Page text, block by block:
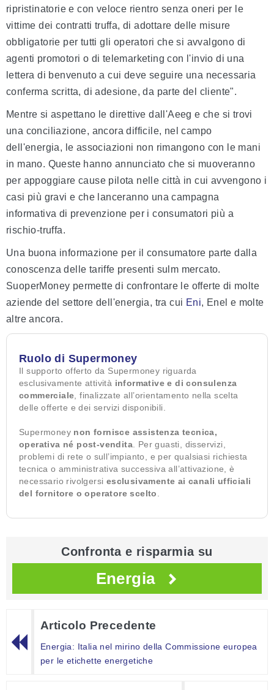
ripristinatorie e con veloce rientro senza oneri per le
vittime dei contratti truffa, di adottare delle misure
obbligatorie per tutti gli operatori che si avvalgono di
agenti promotori o di telemarketing con l'invio di una
lettera di benvenuto a cui deve seguire una necessaria
conferma scritta, di adesione, da parte del cliente".
Mentre si aspettano le direttive dall'Aeeg e che si trovi
una conciliazione, ancora difficile, nel campo
dell'energia, le associazioni non rimangono con le mani
in mano. Queste hanno annunciato che si muoveranno
per appoggiare cause pilota nelle città in cui avvengono i
casi più gravi e che lanceranno una campagna
informativa di prevenzione per i consumatori più a
rischio-truffa.
Una buona informazione per il consumatore parte dalla
conoscenza delle tariffe presenti sulm mercato.
SuoperMoney permette di confrontare le offerte di molte
aziende del settore dell'energia, tra cui Eni, Enel e molte
altre ancora.
Ruolo di Supermoney
Il supporto offerto da Supermoney riguarda
esclusivamente attività informative e di consulenza
commerciale , finalizzate all’orientamento nella scelta
delle offerte e dei servizi disponibili.
Supermoney non fornisce assistenza tecnica,
operativa né post-vendita . Per guasti, disservizi,
problemi di rete o sull’impianto, e per qualsiasi richiesta
tecnica o amministrativa successiva all’attivazione, è
necessario rivolgersi esclusivamente ai canali ufficiali
del fornitore o operatore scelto
Confronta e risparmia su
Energia
Articolo Precedente
Energia: Italia nel mirino della Commissione europea
per le etichette energetiche